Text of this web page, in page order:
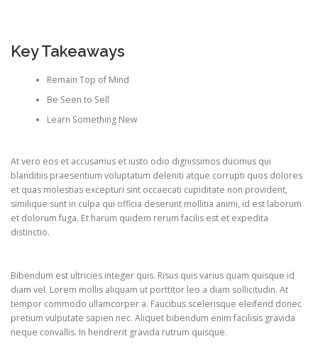
Key Takeaways
Remain Top of Mind
Be Seen to Sell
Learn Something New
At vero eos et accusamus et iusto odio dignissimos ducimus qui
blanditiis praesentium voluptatum deleniti atque corrupti quos dolores
et quas molestias excepturi sint occaecati cupiditate non provident,
similique sunt in culpa qui officia deserunt mollitia animi, id est laborum
et dolorum fuga. Et harum quidem rerum facilis est et expedita
distinctio.
Bibendum est ultricies integer quis. Risus quis varius quam quisque id
diam vel. Lorem mollis aliquam ut porttitor leo a diam sollicitudin. At
tempor commodo ullamcorper a. Faucibus scelerisque eleifend donec
pretium vulputate sapien nec. Aliquet bibendum enim facilisis gravida
neque convallis. In hendrerit gravida rutrum quisque.